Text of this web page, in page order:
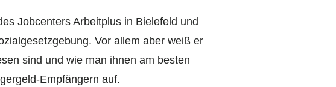
Jobcenters Arbeitplus in Bielefeld und
Vor allem aber weiß er
sind und wie man ihnen am besten
Empfängern auf.